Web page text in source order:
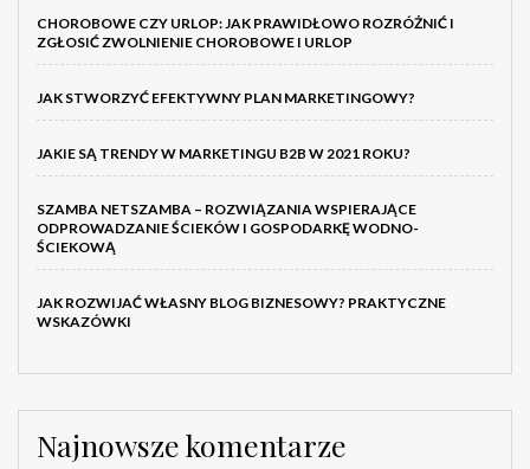
CHOROBOWE CZY URLOP: JAK PRAWIDŁOWO ROZRÓŻNIĆ I
ZGŁOSIĆ ZWOLNIENIE CHOROBOWE I URLOP
JAK STWORZYĆ EFEKTYWNY PLAN MARKETINGOWY?
JAKIE SĄ TRENDY W MARKETINGU B2B W 2021 ROKU?
SZAMBA NETSZAMBA – ROZWIĄZANIA WSPIERAJĄCE
ODPROWADZANIE ŚCIEKÓW I GOSPODARKĘ WODNO-
ŚCIEKOWĄ
JAK ROZWIJAĆ WŁASNY BLOG BIZNESOWY? PRAKTYCZNE
WSKAZÓWKI
Najnowsze komentarze